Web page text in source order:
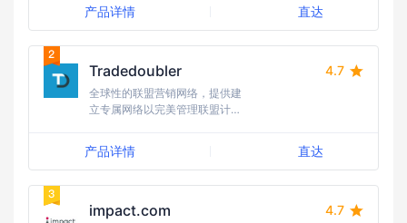
产品详情 直达
Tradedoubler 4.7
全球性的联盟营销网络，提供建
立专属网络以完美管理联盟计划
产品详情 直达
impact.com 4.7